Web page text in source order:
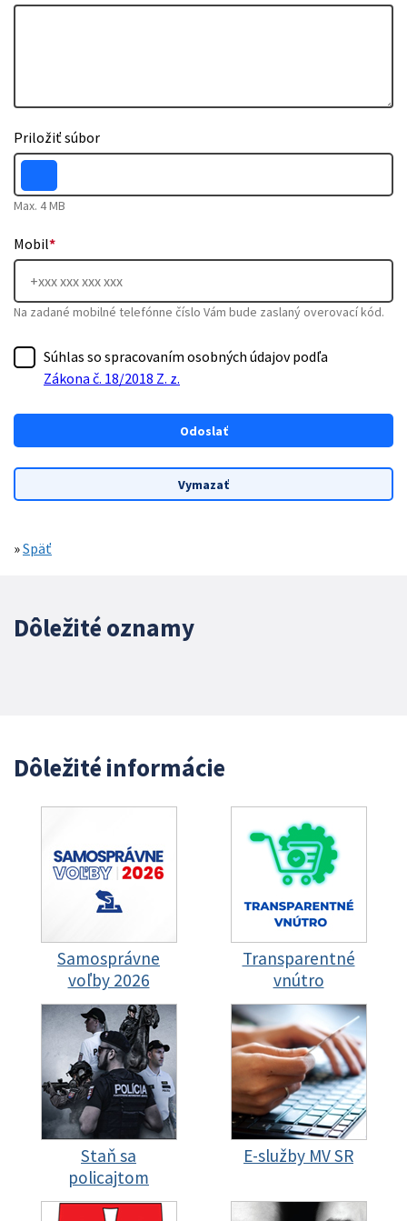
Priložiť súbor
Max. 4 MB
Mobil*
Na zadané mobilné telefónne číslo Vám bude zaslaný overovací kód.
Súhlas so spracovaním osobných údajov podľa
Zákona č. 18/2018 Z. z.
»Späť
Dôležité oznamy
Dôležité informácie
Samosprávne
voľby 2026
Transparentné
vnútro
Staň sa
policajtom
E-služby MV SR